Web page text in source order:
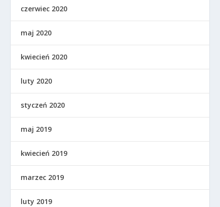
czerwiec 2020
maj 2020
kwiecień 2020
luty 2020
styczeń 2020
maj 2019
kwiecień 2019
marzec 2019
luty 2019